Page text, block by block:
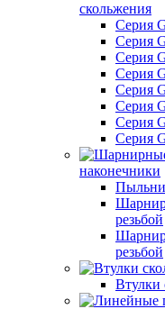
скольжения
Серия
Серия
Серия
Серия
Серия
Серия
Серия
Серия
наконечники
резьбой
резьбой
Втулки